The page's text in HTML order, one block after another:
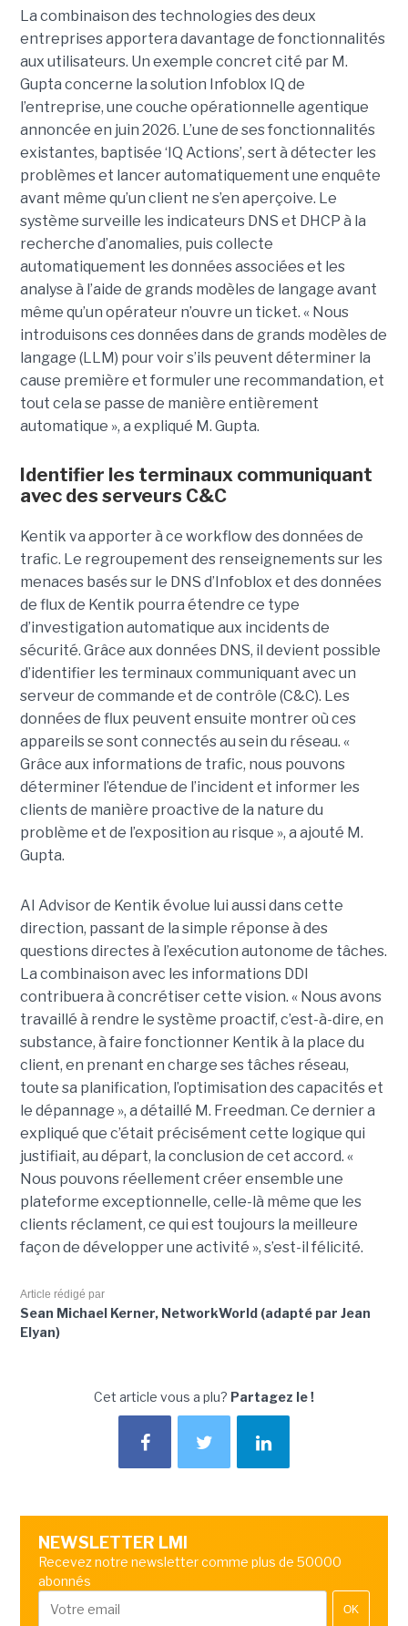
La combinaison des technologies des deux
entreprises apportera davantage de fonctionnalités
aux utilisateurs. Un exemple concret cité par M.
Gupta concerne la solution Infoblox IQ de
l’entreprise, une couche opérationnelle agentique
annoncée en juin 2026. L’une de ses fonctionnalités
existantes, baptisée ‘IQ Actions’, sert à détecter les
problèmes et lancer automatiquement une enquête
avant même qu’un client ne s’en aperçoive. Le
système surveille les indicateurs DNS et DHCP à la
recherche d’anomalies, puis collecte
automatiquement les données associées et les
analyse à l’aide de grands modèles de langage avant
même qu’un opérateur n’ouvre un ticket. « Nous
introduisons ces données dans de grands modèles de
langage (LLM) pour voir s’ils peuvent déterminer la
cause première et formuler une recommandation, et
tout cela se passe de manière entièrement
automatique », a expliqué M. Gupta.
Identifier les terminaux communiquant
avec des serveurs C&C
Kentik va apporter à ce workflow des données de
trafic. Le regroupement des renseignements sur les
menaces basés sur le DNS d’Infoblox et des données
de flux de Kentik pourra étendre ce type
d’investigation automatique aux incidents de
sécurité. Grâce aux données DNS, il devient possible
d’identifier les terminaux communiquant avec un
serveur de commande et de contrôle (C&C). Les
données de flux peuvent ensuite montrer où ces
appareils se sont connectés au sein du réseau. «
Grâce aux informations de trafic, nous pouvons
déterminer l’étendue de l’incident et informer les
clients de manière proactive de la nature du
problème et de l’exposition au risque », a ajouté M.
Gupta.
AI Advisor de Kentik évolue lui aussi dans cette
direction, passant de la simple réponse à des
questions directes à l’exécution autonome de tâches.
La combinaison avec les informations DDI
contribuera à concrétiser cette vision. « Nous avons
travaillé à rendre le système proactif, c’est-à-dire, en
substance, à faire fonctionner Kentik à la place du
client, en prenant en charge ses tâches réseau,
toute sa planification, l’optimisation des capacités et
le dépannage », a détaillé M. Freedman. Ce dernier a
expliqué que c’était précisément cette logique qui
justifiait, au départ, la conclusion de cet accord. «
Nous pouvons réellement créer ensemble une
plateforme exceptionnelle, celle-là même que les
clients réclament, ce qui est toujours la meilleure
façon de développer une activité », s’est-il félicité.
Article rédigé par
Sean Michael Kerner, NetworkWorld (adapté par Jean
Elyan)
Cet article vous a plu? Partagez le !
NEWSLETTER LMI
Recevez notre newsletter comme plus de 50000
abonnés
OK